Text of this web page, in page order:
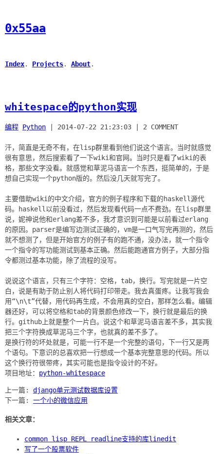
0x55aa
Index. Projects. About.
whitespace的python实现
编程 Python 2014-07-22 21:23:03 2 COMMENT
汗，简直是无奇不有，在lisp群里看到他们说这个语言。当时就感觉
很有意思，然后搜索看了一下wiki和官网。当时只是看了wiki的表
格，那些文字没看。就感觉和草泥马语言一个东西，挺简单的，于是
想自己实现一个python版的。然后没几天就写完了。
主要借助wiki的中文介绍，官方的例子程序和下载的haskell源代
码。haskell以前没看过，然后发现看代码一点不费劲。在lisp群里
说，妮神说他和erlang差不多，我才意识到可能是以前看过erlang
的原因。parser是编写边测试正确的，vm是一口气写完再测的，然后
就不想测了，但是开始官方的例子有的跑不通，没办法，就一个指令
一个指令的写功能测试到基本正确。然后能跑通官方例子，大部分指
令都测过基本功能，除了流程的没写。
说说这个语言，只有三个字符：空格，tab，换行。写完就是一片空
白，说是有助于防止别人将代码打印带走。我去真蛋疼。让我写我会
用“\n\t”代替，用代码再生成，不会用真的空白，那样怎么看。编辑
器还好，可以将空格和tab的背景颜色修改一下，换行就是最后的换
行。github上就是整个一片白。说这个和草泥马语言差不多，其实我
把三个字符换成草泥马三个字，也就真的差不多了。
是换行符的坏处就是，可能一行不是一个完整的语句，下一行又是两
个语句。下意识的总喜欢把一行想成一个基本完整意思的代码。所以
这个换行符很带疼，其实可能也是指令设计的不好。
项目地址： python-whitespace
上一篇: django单元测试数据库设置
下一篇: 一个小的微信应用
相关文章：
common lisp REPL readline支持的库linedit
写了一个股票软件